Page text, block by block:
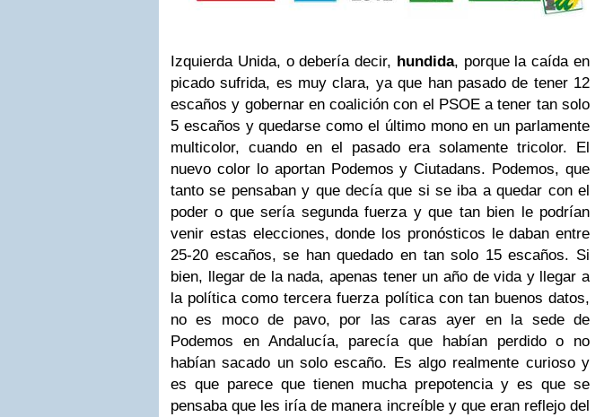
Izquierda Unida, o debería decir, hundida, porque la caída en
picado sufrida, es muy clara, ya que han pasado de tener 12
escaños y gobernar en coalición con el PSOE a tener tan solo
5 escaños y quedarse como el último mono en un parlamente
multicolor, cuando en el pasado era solamente tricolor. El
nuevo color lo aportan Podemos y Ciutadans. Podemos, que
tanto se pensaban y que decía que si se iba a quedar con el
poder o que sería segunda fuerza y que tan bien le podrían
venir estas elecciones, donde los pronósticos le daban entre
25-20 escaños, se han quedado en tan solo 15 escaños. Si
bien, llegar de la nada, apenas tener un año de vida y llegar a
la política como tercera fuerza política con tan buenos datos,
no es moco de pavo, por las caras ayer en la sede de
Podemos en Andalucía, parecía que habían perdido o no
habían sacado un solo escaño. Es algo realmente curioso y
es que parece que tienen mucha prepotencia y es que se
pensaba que les iría de manera increíble y que eran reflejo del